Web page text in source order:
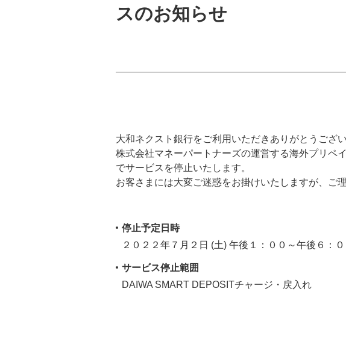
スのお知らせ
大和ネクスト銀行をご利用いただきありがとうござい
株式会社マネーパートナーズの運営する海外プリペ
でサービスを停止いたします。
お客さまには大変ご迷惑をお掛けいたしますが、ご
停止予定日時
２０２２年７月２日 (土) 午後１：００～午後６：０
サービス停止範囲
DAIWA SMART DEPOSITチャージ・戻入れ